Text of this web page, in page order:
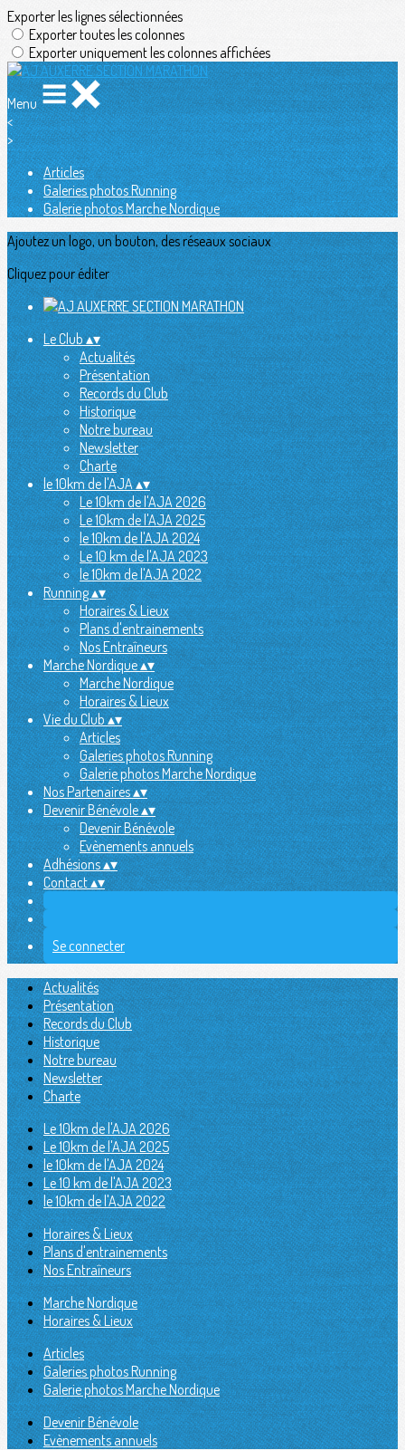
Exporter les lignes sélectionnées
Exporter toutes les colonnes
Exporter uniquement les colonnes affichées
Menu
<
>
Articles
Galeries photos Running
Galerie photos Marche Nordique
Ajoutez un logo, un bouton, des réseaux sociaux
Cliquez pour éditer
Le Club▴▾
Actualités
Présentation
Records du Club
Historique
Notre bureau
Newsletter
Charte
le 10km de l'AJA▴▾
Le 10km de l'AJA 2026
Le 10km de l'AJA 2025
le 10km de l'AJA 2024
Le 10 km de l'AJA 2023
le 10km de l'AJA 2022
Running▴▾
Horaires & Lieux
Plans d'entrainements
Nos Entraîneurs
Marche Nordique▴▾
Marche Nordique
Horaires & Lieux
Vie du Club▴▾
Articles
Galeries photos Running
Galerie photos Marche Nordique
Nos Partenaires▴▾
Devenir Bénévole▴▾
Devenir Bénévole
Evènements annuels
Adhésions▴▾
Contact▴▾
Se connecter
Actualités
Présentation
Records du Club
Historique
Notre bureau
Newsletter
Charte
Le 10km de l'AJA 2026
Le 10km de l'AJA 2025
le 10km de l'AJA 2024
Le 10 km de l'AJA 2023
le 10km de l'AJA 2022
Horaires & Lieux
Plans d'entrainements
Nos Entraîneurs
Marche Nordique
Horaires & Lieux
Articles
Galeries photos Running
Galerie photos Marche Nordique
Devenir Bénévole
Evènements annuels